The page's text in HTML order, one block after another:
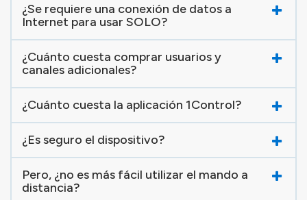
¿Se requiere una conexión de datos a
Internet para usar SOLO?
¿Cuánto cuesta comprar usuarios y
canales adicionales?
¿Cuánto cuesta la aplicación 1Control?
¿Es seguro el dispositivo?
Pero, ¿no es más fácil utilizar el mando a
distancia?